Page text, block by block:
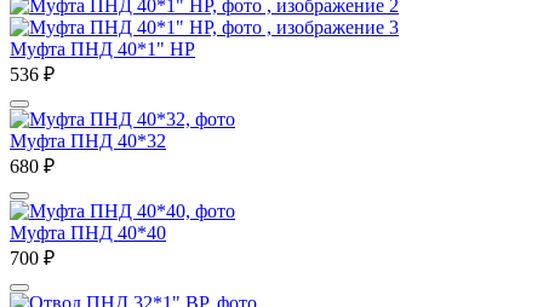
Муфта ПНД 40*1" НР
536 ₽
Муфта ПНД 40*32
680 ₽
Муфта ПНД 40*40
700 ₽